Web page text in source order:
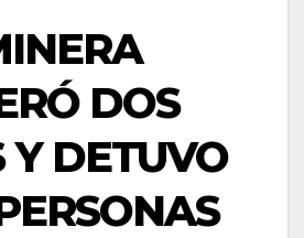
DOS
Y DETUVO